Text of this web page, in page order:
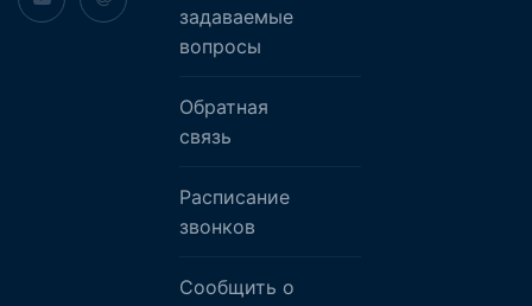
задаваемые
вопросы
Обратная
связь
Расписание
звонков
Сообщить о